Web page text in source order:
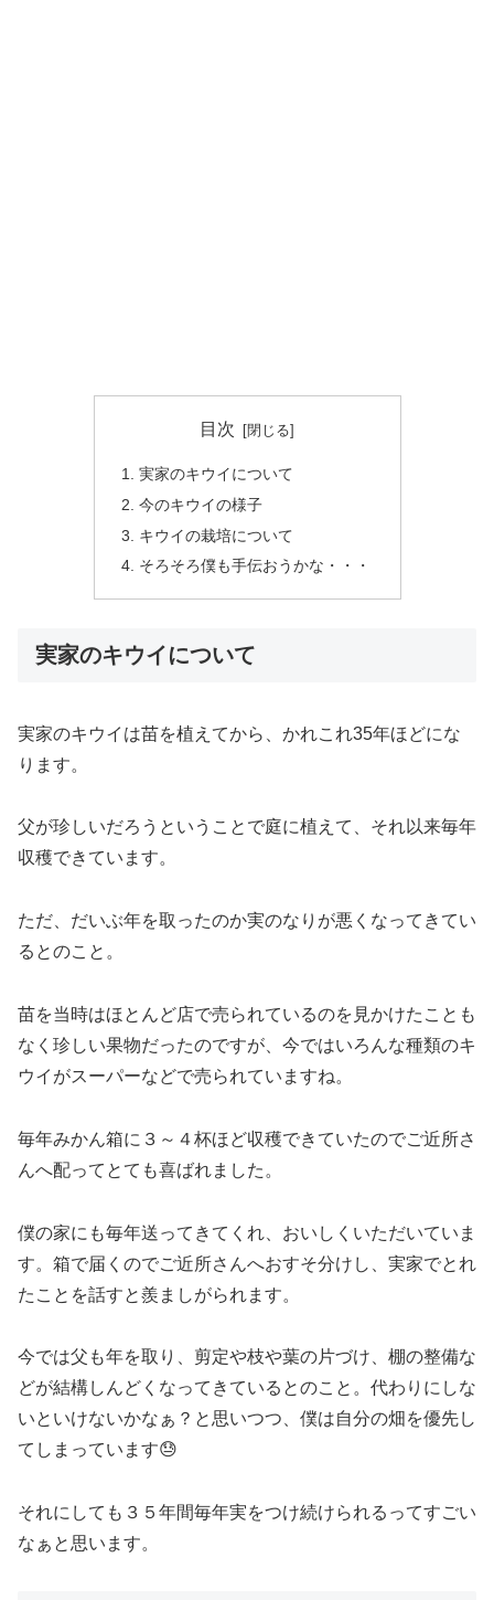
目次
実家のキウイについて
今のキウイの様子
キウイの栽培について
そろそろ僕も手伝おうかな・・・
実家のキウイについて
実家のキウイは苗を植えてから、かれこれ35年ほどにな
ります。
父が珍しいだろうということで庭に植えて、それ以来毎年
収穫できています。
ただ、だいぶ年を取ったのか実のなりが悪くなってきてい
るとのこと。
苗を当時はほとんど店で売られているのを見かけたことも
なく珍しい果物だったのですが、今ではいろんな種類のキ
ウイがスーパーなどで売られていますね。
毎年みかん箱に３～４杯ほど収穫できていたのでご近所さ
んへ配ってとても喜ばれました。
僕の家にも毎年送ってきてくれ、おいしくいただいていま
す。箱で届くのでご近所さんへおすそ分けし、実家でとれ
たことを話すと羨ましがられます。
今では父も年を取り、剪定や枝や葉の片づけ、棚の整備な
どが結構しんどくなってきているとのこと。代わりにしな
いといけないかなぁ？と思いつつ、僕は自分の畑を優先し
てしまっています😓
それにしても３５年間毎年実をつけ続けられるってすごい
なぁと思います。